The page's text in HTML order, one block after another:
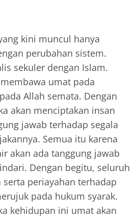
kini muncul hanya
perubahan sistem.
sekuler dengan Islam.
umat pada
Allah semata. Dengan
akan menciptakan insan
jawab terhadap segala
Semua itu karena
akan ada tanggung jawab
Dengan begitu, seluruh
serta periayahan terhadap
pada hukum syarak.
kehidupan ini umat akan